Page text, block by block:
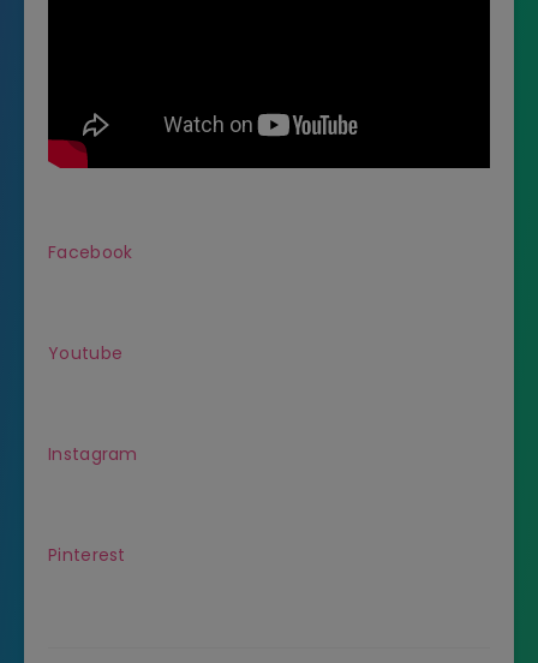
Facebook
Youtube
Instagram
Pinterest